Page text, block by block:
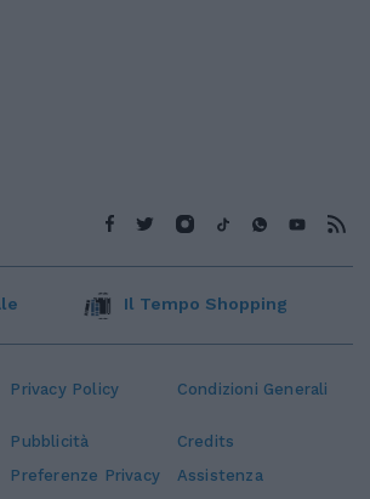
Privacy Policy Condizioni Generali
Pubblicità
Credits
Preferenze Privacy Assistenza
Il Tempo Shopping